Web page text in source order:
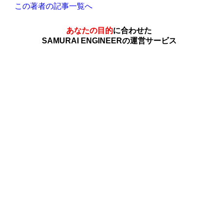
この著者の記事一覧へ
あなたの目的に合わせた
SAMURAI ENGINEERの運営サービス